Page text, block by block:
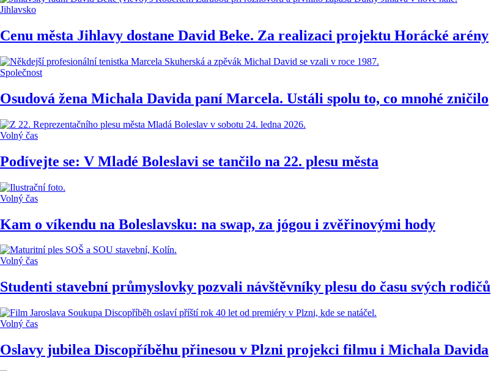
Jihlavsko
Cenu města Jihlavy dostane David Beke. Za realizaci projektu Horácké arény
Společnost
Osudová žena Michala Davida paní Marcela. Ustáli spolu to, co mnohé zničilo
Volný čas
Podívejte se: V Mladé Boleslavi se tančilo na 22. plesu města
Volný čas
Kam o víkendu na Boleslavsku: na swap, za jógou i zvěřinovými hody
Volný čas
Studenti stavební průmyslovky pozvali návštěvníky plesu do času svých rodičů
Volný čas
Oslavy jubilea Discopříběhu přinesou v Plzni projekci filmu i Michala Davida